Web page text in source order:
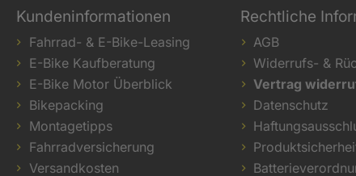
Kundeninformationen
Fahrrad- & E-Bike-Leasing
E-Bike Kaufberatung
E-Bike Motor Überblick
Bikepacking
Montagetipps
Fahrradversicherung
Versandkosten
Rechtliche
AGB
Widerrufs- &
Vertrag
Datenschutz